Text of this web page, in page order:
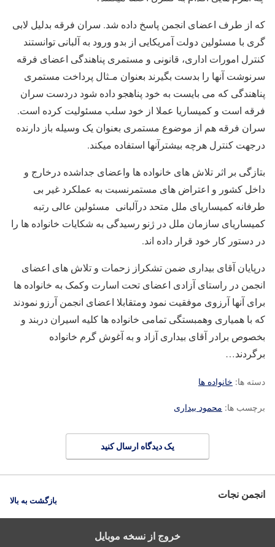
که از طرف اعضای انجمن پاسخ داده شد. سران فرقه بدلیل لابی
گری با مسئولین دولت آمریکایی از بدو ورود به آلبانی توانستند
کنترل امورات اداری، قانونی و مستمری پناهندگی اعضای فرقه
سرنوشت آنها را بدست بگیرند بعنوان مـثال پرداخت مستمری
پناهندگی که می بایست به خود پناهجو داده شود دردست سران
فرقه است و کمیساریا عملا از خود سلب مسئولیت کرده است.
سران فرقه هم از موضوع مستمری بعنوان یک وسیله باز دارنده
درجهت کنترل هرچه بیشترآنها استفاده میکند.
بتازگی بر اثر تلاش های خانواده ها واعضای جداشده درخارج و
داخل کشور و اعتراض های مستمرنسبت به عملکرد غیر بی
طرفانه کمیساریای ملل متحد درآلبانی مسئولین عالی رتبه
کمیساریای سازمان ملل در ژنو رسیدگی به شکایات خانواده ها را
در دستور کار خود قرار داده اند.
درپایان آقای بیداری ضمن تشکراز زحمات و تلاش های اعضای
انجمن در راستای آزادی اعضای تحت اسارت وکمک به خانواده ها
برای آنها آرزوی موفقیت نمود ومتقابلا اعضای انجمن آرزو نمودند
که با همیاری وهمبستگی تمامی خانواده ها کلیه اسیران دربند و
بخصوص برادر آقای بیداری آزاد و به آغوش گرم خانواده
برگردند…
دسته ها: خانواده ها
برچسب ها: محمود بیداری
یک دیدگاه ارسال کنید
انجمن نجات بازگشت به بالا
خروج از نسخه موبایل